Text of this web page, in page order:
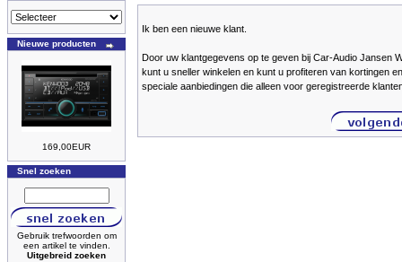
Nieuwe producten
169,00EUR
Snel zoeken
Gebruik trefwoorden om
een artikel te vinden.
Uitgebreid zoeken
Ik ben een nieuwe klant.
Door uw klantgegevens op te geven bij Car-Audio Jansen
kunt u sneller winkelen en kunt u profiteren van kortingen en
speciale aanbiedingen die alleen voor geregistreerde